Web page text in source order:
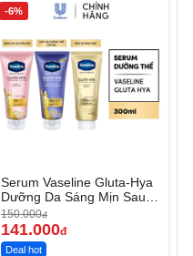
-6%
Serum Vaseline Gluta-Hya
Dưỡng Da Sáng Mịn Sau 7
Ngày
150.000đ
141.000đ
Deal hot